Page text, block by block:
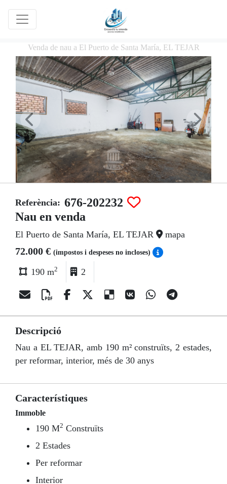
Venda de nau a El Puerto de Santa María, EL TEJAR
Referència: 676-202232
Nau en venda
El Puerto de Santa María, EL TEJAR mapa
72.000 € (impostos i despeses no incloses)
190 m2 2
Descripció
Nau a EL TEJAR, amb 190 m² construïts, 2 estades,
per reformar, interior, més de 30 anys
Característiques
Immoble
190 M2 Construïts
2 Estades
Per reformar
Interior